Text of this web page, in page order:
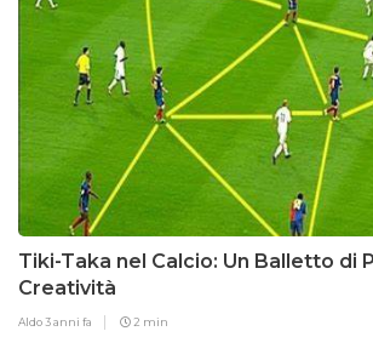
Tiki-Taka nel Calcio: Un Balletto di
Creatività
Aldo3 anni fa 2 min